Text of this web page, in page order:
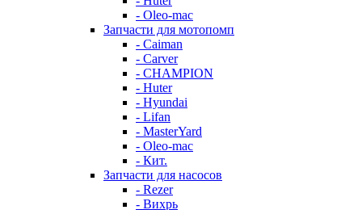
- Oleo-mac
Запчасти для мотопомп
- Caiman
- Carver
- CHAMPION
- Huter
- Hyundai
- Lifan
- MasterYard
- Oleo-mac
- Кит.
Запчасти для насосов
- Rezer
- Вихрь